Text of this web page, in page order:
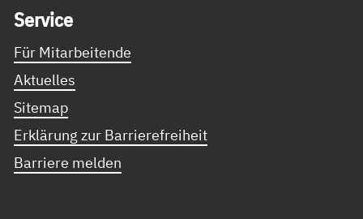
Ser­vice
Für Mitarbeitende
Aktuelles
Sitemap
Erklärung zur Barrierefreiheit
Barriere melden